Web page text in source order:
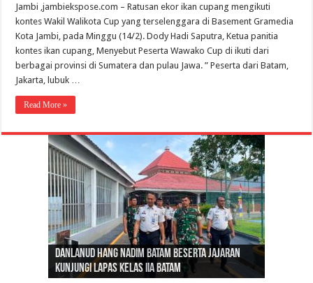
Jambi ,jambiekspose.com – Ratusan ekor ikan cupang mengikuti
kontes Wakil Walikota Cup yang terselenggara di Basement Gramedia
Kota Jambi, pada Minggu (14/2). Dody Hadi Saputra, Ketua panitia
kontes ikan cupang, Menyebut Peserta Wawako Cup di ikuti dari
berbagai provinsi di Sumatera dan pulau Jawa. ” Peserta dari Batam,
Jakarta, lubuk …
Read More »
Danlanud Hang Nadim Batam Beserta Jajaran
Kunjungi Lapas Kelas IIA Batam
Silaturahmi dan Reses Komite I DPD RI di Polda
Jambi Bahas Sinergitas Penanganan Narkotika
Gubernur Al Haris: Lomba Cerdas Cermat Sarana
Edukasi Pembentukan Karakter Generasi
Penerus
Gubernur Al Haris Dorong Koperasi Merah Putih
Cepat Beroperasi Agar Bisa Layani Masyarakat
Penuhi Kebutuhannya
Sosok Fenomenal yang Menggetarkan
Nusantara: Ratu Wangsa, Wanita Berkelas
dengan Pengaruh Internasional